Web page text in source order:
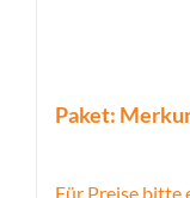
Paket:
Für Preise bitte